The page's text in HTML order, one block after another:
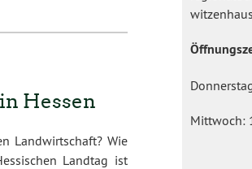
Hessen
Landwirtschaft? Wie
Landtag ist
Mittwoch: